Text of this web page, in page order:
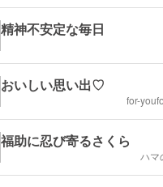
精神不安定な毎日
おいしい思い出♡
for-
福助に忍び寄るさくら
ハマ